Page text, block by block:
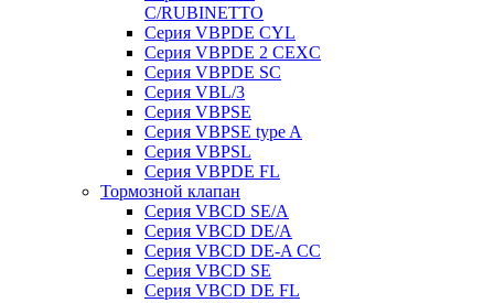
C/RUBINETTO
Серия VBPDE CYL
Серия VBPDE 2 CEXC
Серия VBPDE SC
Серия VBL/3
Серия VBPSE
Серия VBPSE type A
Серия VBPSL
Серия VBPDE FL
Тормозной клапан
Серия VBCD SE/A
Серия VBCD DE/A
Серия VBCD DE-A CC
Серия VBCD SE
Серия VBCD DE FL